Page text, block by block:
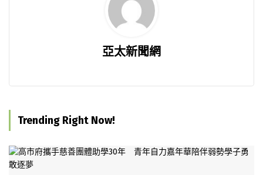
亞太新聞網
Trending Right Now!